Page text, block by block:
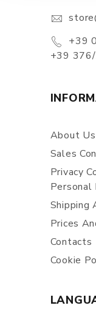
+39
+39
About Us
Sales
Privacy
Personal
Shipping
Prices
Contacts
Cookie